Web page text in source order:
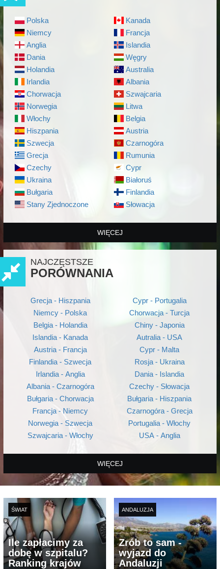
Polska
Niemcy
Anglia
Dania
Holandia
Irlandia
Chorwacja
Norwegia
Włochy
Hiszpania
Szwecja
Grecja
Czechy
Ukraina
Bułgaria
Stany Zjednoczone
Kanada
Francja
Islandia
Węgry
Australia
Albania
Szwajcaria
Litwa
Belgia
Austria
Czarnogóra
Rumunia
Cypr
Białoruś
Finlandia
Słowacja
WIĘCEJ
NAJCZĘSTSZE
PORÓWNANIA
Grecja - Hiszpania
Niemcy - Polska
Belgia - Holandia
Islandia - Kanada
Austria - Francja
Finlandia - Szwecja
Irlandia - Anglia
Albania - Czarnogóra
Bułgaria - Chorwacja
Francja - Niemcy
Norwegia - Szwecja
Szwajcaria - Włochy
Cypr - Portugalia
Chorwacja - Turcja
Chiny - Japonia
Autralia - USA
Cypr - Malta
Rosja - Ukraina
Dania - Islandia
Czechy - Słowacja
Bułgaria - Hiszpania
Czarnogóra - Grecja
Portugalia - Włochy
USA - Anglia
WIĘCEJ
ŚWIAT
Ile zapłacimy za
dobę w szpitalu?
Ranking krajów
ANDALUZJA
Zrób to sam -
wyjazd do
Andaluzji